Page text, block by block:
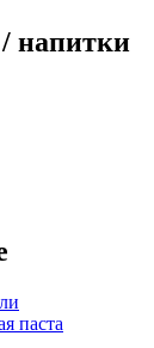
напитки
паста